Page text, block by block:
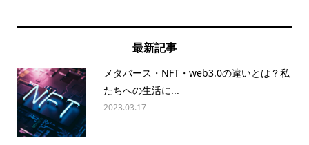
最新記事
メタバース・NFT・web3.0の違いとは？私
たちへの生活に...
2023.03.17